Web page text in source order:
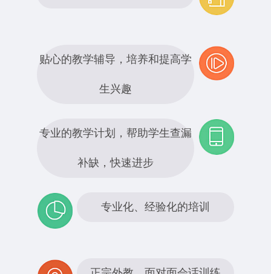
贴心的教学辅导，培养和提高学
生兴趣
专业的教学计划，帮助学生查漏
补缺，快速进步
专业化、经验化的培训